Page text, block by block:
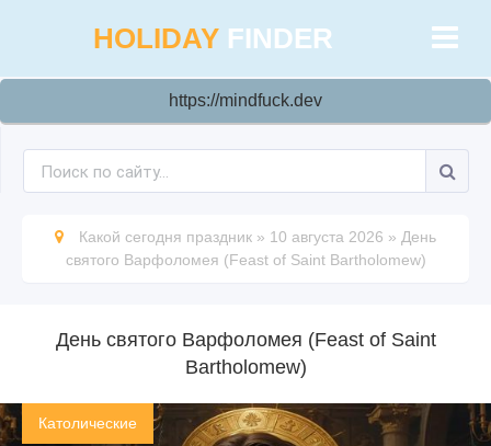
HOLIDAY FINDER
https://mindfuck.dev
Какой сегодня праздник » 10 августа 2026 » День
святого Варфоломея (Feast of Saint Bartholomew)
День святого Варфоломея (Feast of Saint
Bartholomew)
Католические